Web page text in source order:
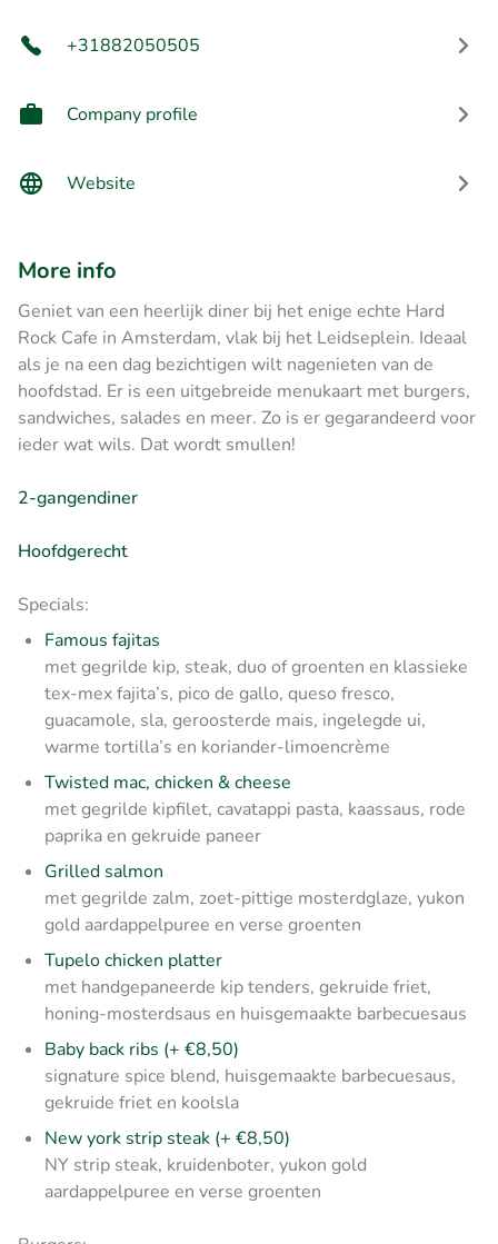
+31882050505
Company profile
Website
More info
Geniet van een heerlijk diner bij het enige echte Hard
Rock Cafe in Amsterdam, vlak bij het Leidseplein. Ideaal
als je na een dag bezichtigen wilt nagenieten van de
hoofdstad. Er is een uitgebreide menukaart met burgers,
sandwiches, salades en meer. Zo is er gegarandeerd voor
ieder wat wils. Dat wordt smullen!
2-gangendiner
Hoofdgerecht
Specials:
Famous fajitas
met gegrilde kip, steak, duo of groenten en klassieke
tex-mex fajita’s, pico de gallo, queso fresco,
guacamole, sla, geroosterde mais, ingelegde ui,
warme tortilla’s en koriander-limoencrème
Twisted mac, chicken & cheese
met gegrilde kipfilet, cavatappi pasta, kaassaus, rode
paprika en gekruide paneer
Grilled salmon
met gegrilde zalm, zoet-pittige mosterdglaze, yukon
gold aardappelpuree en verse groenten
Tupelo chicken platter
met handgepaneerde kip tenders, gekruide friet,
honing-mosterdsaus en huisgemaakte barbecuesaus
Baby back ribs (+ €8,50)
signature spice blend, huisgemaakte barbecuesaus,
gekruide friet en koolsla
New york strip steak (+ €8,50)
NY strip steak, kruidenboter, yukon gold
aardappelpuree en verse groenten